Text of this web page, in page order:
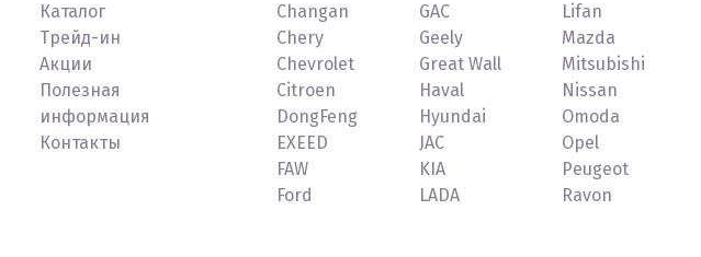
Каталог
Трейд-ин
Акции
Полезная
информация
Контакты
Changan
Chery
Chevrolet
Citroen
DongFeng
EXEED
FAW
Ford
GAC
Geely
Great Wall
Haval
Hyundai
JAC
KIA
LADA
Lifan
Mazda
Mitsubishi
Nissan
Omoda
Opel
Peugeot
Ravon